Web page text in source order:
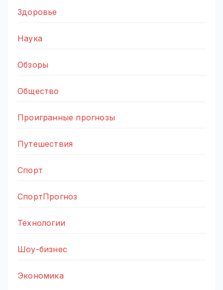
Здоровье
Наука
Обзоры
Общество
Проигранные прогнозы
Путешествия
Спорт
СпортПрогноз
Технологии
Шоу-бизнес
Экономика